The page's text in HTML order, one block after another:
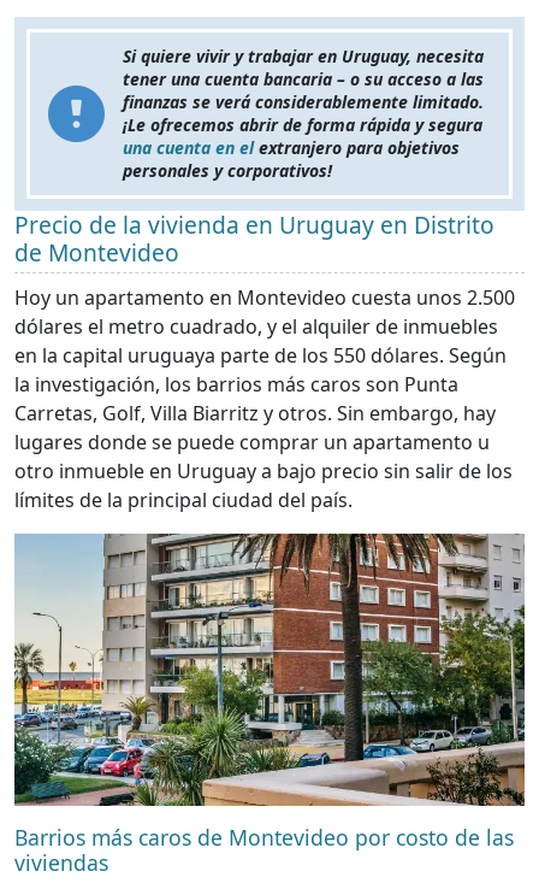
Si quiere vivir y trabajar en Uruguay, necesita
tener una cuenta bancaria – o su acceso a las
finanzas se verá considerablemente limitado.
¡Le ofrecemos abrir de forma rápida y segura
una cuenta en elextranjero para objetivos
personales y corporativos!
Precio de la vivienda en Uruguay en Distrito
de Montevideo
Hoy un apartamento en Montevideo cuesta unos 2.500
dólares el metro cuadrado, y el alquiler de inmuebles
en la capital uruguaya parte de los 550 dólares. Según
la investigación, los barrios más caros son Punta
Carretas, Golf, Villa Biarritz y otros. Sin embargo, hay
lugares donde se puede comprar un apartamento u
otro inmueble en Uruguay a bajo precio sin salir de los
límites de la principal ciudad del país.
Barrios más caros de Montevideo por costo de las
viviendas